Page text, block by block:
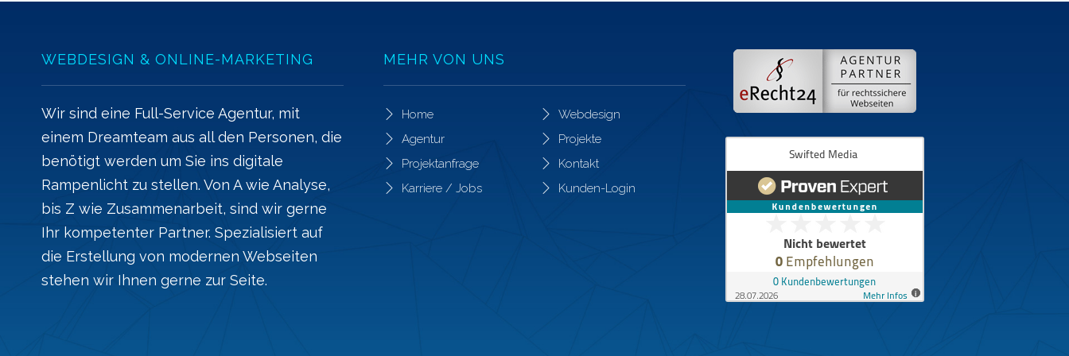
WEBDESIGN & ONLINE-MARKETING
Wir sind eine Full-Service Agentur, mit
einem Dreamteam aus all den Personen, die
benötigt werden um Sie ins digitale
Rampenlicht zu stellen. Von A wie Analyse,
bis Z wie Zusammenarbeit, sind wir gerne
Ihr kompetenter Partner. Spezialisiert auf
die Erstellung von modernen Webseiten
stehen wir Ihnen gerne zur Seite.
MEHR VON UNS
Home
Webdesign
Agentur
Projekte
Projektanfrage
Kontakt
Karriere / Jobs
Kunden-Login